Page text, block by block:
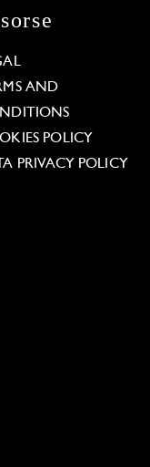
AND
POLICY
PRIVACY POLICY